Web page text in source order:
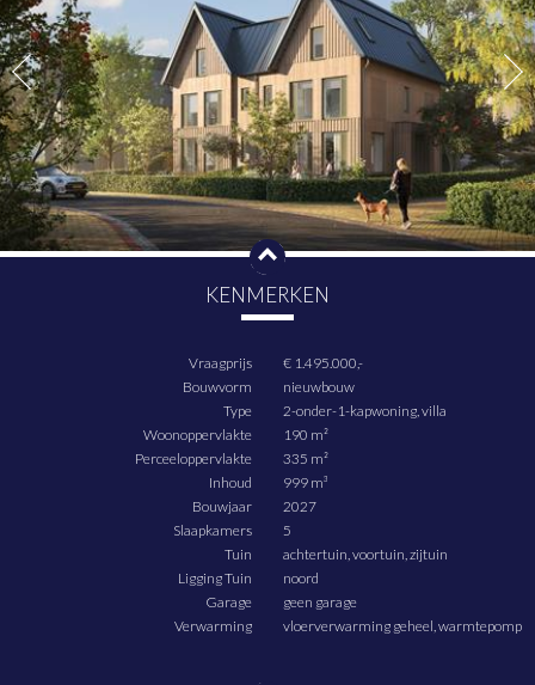
De Heuvellaanvilla’s hebben een klassieke dwarskap die past in het
straatbeeld van de wijk. Alle villa’s zijn gebouwd in een duurzaam
houtbouwsysteem met lichte materialen. Het zorgt voor een uitstekende
isolatie, een prettig binnenklimaat en een natuurlijke uitstraling die mooi
blendt met het groen.
Deze woning heeft 2 parkeerplaatsen op eigen terrein
KENMERKEN
Vraagprijs
€ 1.495.000,-
Bouwvorm
nieuwbouw
Type
2-onder-1-kapwoning, villa
Woonoppervlakte
190 m²
Perceeloppervlakte
335 m²
Inhoud
999 m³
Bouwjaar
2027
Slaapkamers
5
Tuin
achtertuin, voortuin, zijtuin
Ligging Tuin
noord
Garage
geen garage
Verwarming
vloerverwarming geheel, warmtepomp